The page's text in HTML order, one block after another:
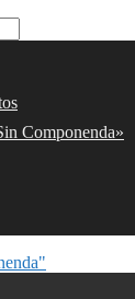
Componenda»